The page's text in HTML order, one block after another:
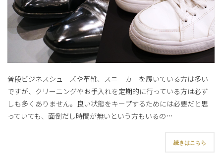
普段ビジネスシューズや革靴、スニーカーを履いている方は多い
ですが、クリーニングやお手入れを定期的に行っている方は必ず
しも多くありません。良い状態をキープするためには必要だと思
っていても、面倒だし時間が無いという方もいるの…
続きはこちら